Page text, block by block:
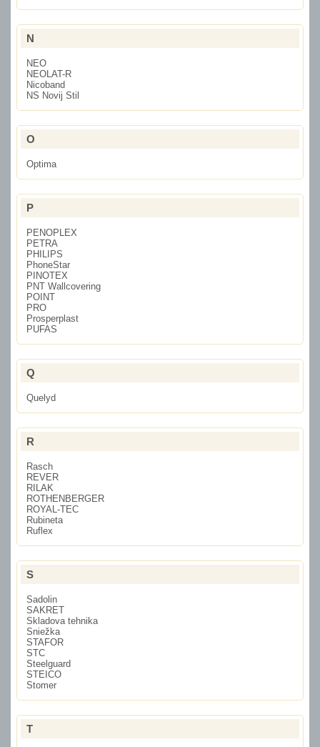
N
NEO
NEOLAT-R
Nicoband
NS Novij Stil
O
Optima
P
PENOPLEX
PETRA
PHILIPS
PhoneStar
PINOTEX
PNT Wallcovering
POINT
PRO
Prosperplast
PUFAS
Q
Quelyd
R
Rasch
REVER
RILAK
ROTHENBERGER
ROYAL-TEC
Rubineta
Ruflex
S
Sadolin
SAKRET
Skladova tehnika
Sniežka
STAFOR
STC
Steelguard
STEICO
Stomer
T